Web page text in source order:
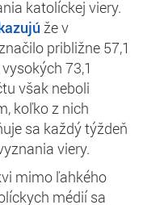
katolíckej viery.
že v
približne 57,1
73,1
však neboli
koľko z nich
sa každý týždeň
viery.
mimo ľahkého
médií sa